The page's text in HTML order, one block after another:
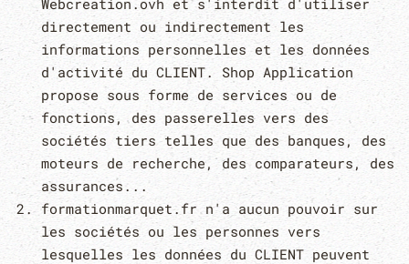
Webcreation.ovh et s'interdit d'utiliser
directement ou indirectement les
informations personnelles et les données
d'activité du CLIENT. Shop Application
propose sous forme de services ou de
fonctions, des passerelles vers des
sociétés tiers telles que des banques, des
moteurs de recherche, des comparateurs, des
assurances...
formationmarquet.fr n'a aucun pouvoir sur
les sociétés ou les personnes vers
lesquelles les données du CLIENT peuvent